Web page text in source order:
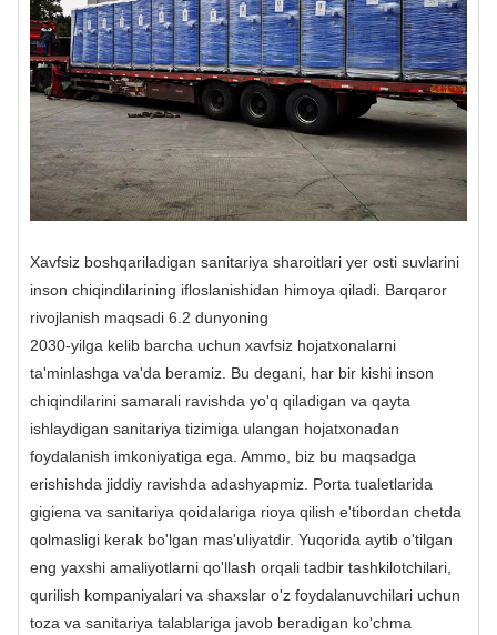
Xavfsiz boshqariladigan sanitariya sharoitlari yer osti suvlarini
inson chiqindilarining ifloslanishidan himoya qiladi. Barqaror
rivojlanish maqsadi 6.2 dunyoning
2030-yilga kelib barcha uchun xavfsiz hojatxonalarni
ta'minlashga va'da beramiz. Bu degani, har bir kishi inson
chiqindilarini samarali ravishda yo'q qiladigan va qayta
ishlaydigan sanitariya tizimiga ulangan hojatxonadan
foydalanish imkoniyatiga ega. Ammo, biz bu maqsadga
erishishda jiddiy ravishda adashyapmiz. Porta tualetlarida
gigiena va sanitariya qoidalariga rioya qilish e'tibordan chetda
qolmasligi kerak bo'lgan mas'uliyatdir. Yuqorida aytib o'tilgan
eng yaxshi amaliyotlarni qo'llash orqali tadbir tashkilotchilari,
qurilish kompaniyalari va shaxslar o'z foydalanuvchilari uchun
toza va sanitariya talablariga javob beradigan ko'chma